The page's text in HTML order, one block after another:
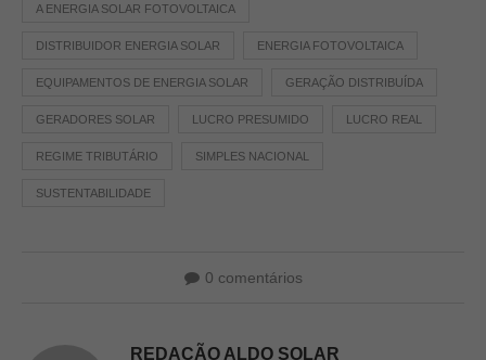
A ENERGIA SOLAR FOTOVOLTAICA
DISTRIBUIDOR ENERGIA SOLAR ENERGIA FOTOVOLTAICA
EQUIPAMENTOS DE ENERGIA SOLAR GERAÇÃO DISTRIBUÍDA
GERADORES SOLAR LUCRO PRESUMIDO LUCRO REAL
REGIME TRIBUTÁRIO SIMPLES NACIONAL
SUSTENTABILIDADE
0 comentários
REDAÇÃO ALDO SOLAR